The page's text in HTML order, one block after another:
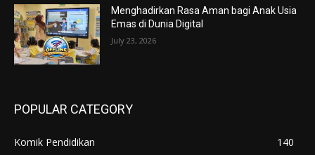
Menghadirkan Rasa Aman bagi Anak Usia
Emas di Dunia Digital
July 23, 2026
POPULAR CATEGORY
Komik Pendidikan
140